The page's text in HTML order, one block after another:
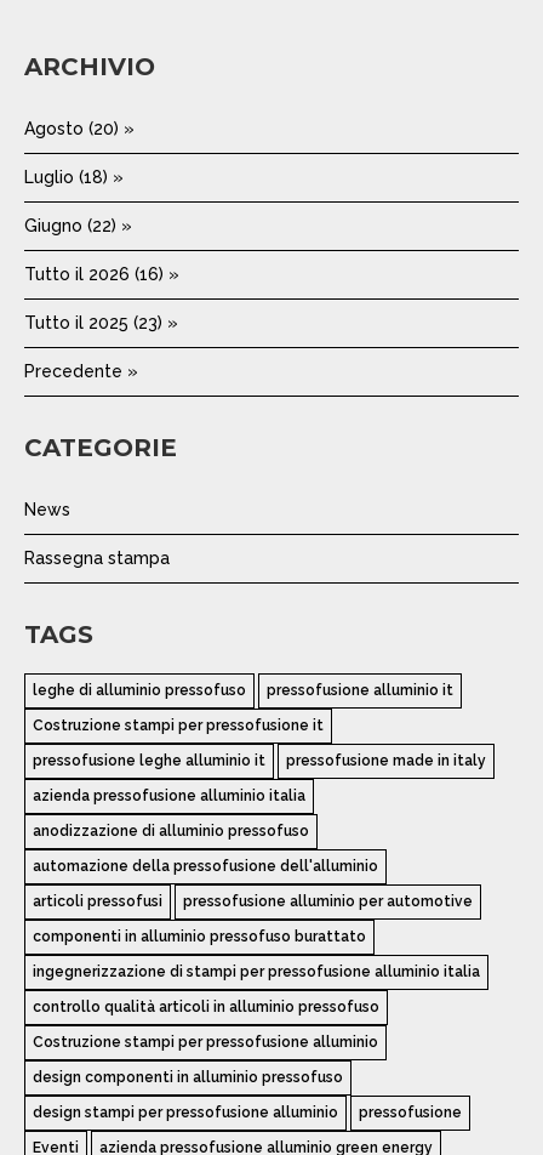
ARCHIVIO
Agosto (20) »
Luglio (18) »
Giugno (22) »
Tutto il 2026 (16) »
Tutto il 2025 (23) »
Precedente »
CATEGORIE
News
Rassegna stampa
TAGS
leghe di alluminio pressofuso pressofusione alluminio it
Costruzione stampi per pressofusione it
pressofusione leghe alluminio it pressofusione made in italy
azienda pressofusione alluminio italia
anodizzazione di alluminio pressofuso
automazione della pressofusione dell'alluminio
articoli pressofusi pressofusione alluminio per automotive
componenti in alluminio pressofuso burattato
ingegnerizzazione di stampi per pressofusione alluminio italia
controllo qualità articoli in alluminio pressofuso
Costruzione stampi per pressofusione alluminio
design componenti in alluminio pressofuso
design stampi per pressofusione alluminio pressofusione
Eventi azienda pressofusione alluminio green energy